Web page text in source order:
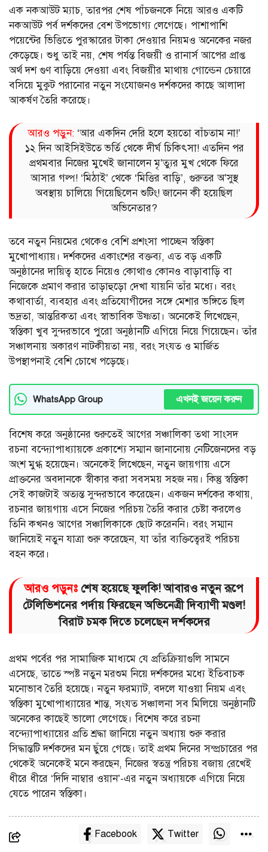
এক নকআউট ম্যাচ, তারপর শেষ পাঁচজনকে নিয়ে আরও একটি
নকআউট পর্ব দর্শকদের বেশ উপভোগ্য লেগেছে। পাশাপাশি
পয়েন্টের ভিত্তিতে পুরস্কারের টাকা দেওয়ার নিয়মও অনেকের নজর
কেড়েছে। শুধু তাই নয়, শেষ পর্যন্ত বিজয়ী ও রানার্স আপের প্রাপ্ত
অর্থ দশ গুণ বাড়িয়ে দেওয়া এবং বিজয়ীর মাথায় গোল্ডেন চেয়ারে
বসিয়ে মুকুট পরানোর নতুন সংযোজনও দর্শকদের কাছে আলাদা
আকর্ষণ তৈরি করেছে।
আরও পড়ুন: ‘আর একদিন দেরি হলে হয়তো বাঁচতাম না!’
১২ দিন আইসিইউতে ভর্তি থেকে দীর্ঘ চিকিৎসা! এতদিন পর
প্রথমবার নিজের মুখেই জানালেন মৃ’ত্যুর মুখ থেকে ফিরে
আসার গল্প! ‘মিঠাই’ থেকে ‘মিত্তির বাড়ি’, গুরুতর অ’সুস্থ
অবস্থায় চালিয়ে গিয়েছিলেন শুটিং! জানেন কী হয়েছিল
অভিনেতার?
তবে নতুন নিয়মের থেকেও বেশি প্রশংসা পাচ্ছেন স্বস্তিকা
মুখোপাধ্যায়। দর্শকদের একাংশের বক্তব্য, এত বড় একটি
অনুষ্ঠানের দায়িত্ব হাতে নিয়েও কোথাও কোনও বাড়াবাড়ি বা
নিজেকে প্রমাণ করার তাড়াহুড়ো দেখা যায়নি তাঁর মধ্যে। বরং
কথাবার্তা, ব্যবহার এবং প্রতিযোগীদের সঙ্গে মেশার ভঙ্গিতে ছিল
ভদ্রতা, আন্তরিকতা এবং স্বাভাবিক উষ্ণতা। অনেকেই লিখেছেন,
স্বস্তিকা খুব সুন্দরভাবে পুরো অনুষ্ঠানটি এগিয়ে নিয়ে গিয়েছেন। তাঁর
সঞ্চালনায় অকারণ নাটকীয়তা নয়, বরং সংযত ও মার্জিত
উপস্থাপনাই বেশি চোখে পড়েছে।
WhatsApp Group এখনই জয়েন করুন
বিশেষ করে অনুষ্ঠানের শুরুতেই আগের সঞ্চালিকা তথা সাংসদ
রচনা বন্দ্যোপাধ্যায়কে প্রকাশ্যে সম্মান জানানোয় নেটিজেনদের বড়
অংশ মুগ্ধ হয়েছেন। অনেকেই লিখেছেন, নতুন জায়গায় এসে
প্রাক্তনের অবদানকে স্বীকার করা সবসময় সহজ নয়। কিন্তু স্বস্তিকা
সেই কাজটাই অত্যন্ত সুন্দরভাবে করেছেন। একজন দর্শকের কথায়,
রচনার জায়গায় এসে নিজের পরিচয় তৈরি করার চেষ্টা করলেও
তিনি কখনও আগের সঞ্চালিকাকে ছোট করেননি। বরং সম্মান
জানিয়েই নতুন যাত্রা শুরু করেছেন, যা তাঁর ব্যক্তিত্বেরই পরিচয়
বহন করে।
আরও পড়ুনঃ শেষ হয়েছে ফুলকি! আবার‌ও নতুন রূপে
টেলিভিশনের পর্দায় ফিরছেন অভিনেত্রী দিব্যাণী মণ্ডল!
বিরাট চমক দিতে চলেছেন দর্শকদের
প্রথম পর্বের পর সামাজিক মাধ্যমে যে প্রতিক্রিয়াগুলি সামনে
এসেছে, তাতে স্পষ্ট নতুন মরশুম নিয়ে দর্শকদের মধ্যে ইতিবাচক
মনোভাব তৈরি হয়েছে। নতুন ফরম্যাট, বদলে যাওয়া নিয়ম এবং
স্বস্তিকা মুখোপাধ্যায়ের শান্ত, সংযত সঞ্চালনা সব মিলিয়ে অনুষ্ঠানটি
অনেকের কাছেই ভালো লেগেছে। বিশেষ করে রচনা
বন্দ্যোপাধ্যায়ের প্রতি শ্রদ্ধা জানিয়ে নতুন অধ্যায় শুরু করার
সিদ্ধান্তটি দর্শকদের মন ছুঁয়ে গেছে। তাই প্রথম দিনের সম্প্রচারের পর
থেকেই অনেকেই মনে করছেন, নিজের স্বতন্ত্র পরিচয় বজায় রেখেই
ধীরে ধীরে ‘দিদি নাম্বার ওয়ান’-এর নতুন অধ্যায়কে এগিয়ে নিয়ে
যেতে পারেন স্বস্তিকা।
Facebook Twitter